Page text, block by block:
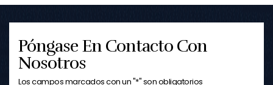
Póngase En Contacto Con
Nosotros
Los campos marcados con un "*" son obligatorios